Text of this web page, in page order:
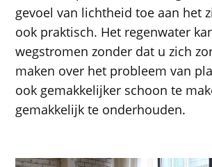
gevoel van lichtheid toe aan het
ook praktisch. Het regenwater
wegstromen zonder dat u zich
maken over het probleem van
ook gemakkelijker schoon te
gemakkelijk te onderhouden.